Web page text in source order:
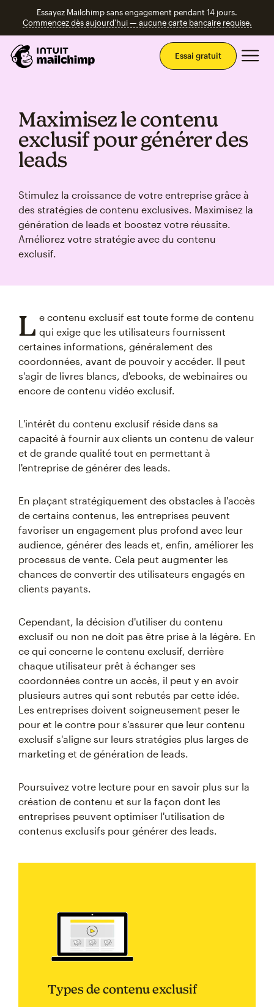
Essayez Mailchimp sans engagement pendant 14 jours.
Commencez dès aujourd'hui — aucune carte bancaire requise.
Essai gratuit
Maximisez le contenu
exclusif pour générer des
leads
Stimulez la croissance de votre entreprise grâce à
des stratégies de contenu exclusives. Maximisez la
génération de leads et boostez votre réussite.
Améliorez votre stratégie avec du contenu
exclusif.
L e contenu exclusif est toute forme de contenu
qui exige que les utilisateurs fournissent
certaines informations, généralement des
coordonnées, avant de pouvoir y accéder. Il peut
s'agir de livres blancs, d'ebooks, de webinaires ou
encore de contenu vidéo exclusif.
L'intérêt du contenu exclusif réside dans sa
capacité à fournir aux clients un contenu de valeur
et de grande qualité tout en permettant à
l'entreprise de générer des leads.
En plaçant stratégiquement des obstacles à l'accès
de certains contenus, les entreprises peuvent
favoriser un engagement plus profond avec leur
audience, générer des leads et, enfin, améliorer les
processus de vente. Cela peut augmenter les
chances de convertir des utilisateurs engagés en
clients payants.
Cependant, la décision d'utiliser du contenu
exclusif ou non ne doit pas être prise à la légère. En
ce qui concerne le contenu exclusif, derrière
chaque utilisateur prêt à échanger ses
coordonnées contre un accès, il peut y en avoir
plusieurs autres qui sont rebutés par cette idée.
Les entreprises doivent soigneusement peser le
pour et le contre pour s'assurer que leur contenu
exclusif s'aligne sur leurs stratégies plus larges de
marketing et de génération de leads.
Poursuivez votre lecture pour en savoir plus sur la
création de contenu et sur la façon dont les
entreprises peuvent optimiser l'utilisation de
contenus exclusifs pour générer des leads.
Types de contenu exclusif